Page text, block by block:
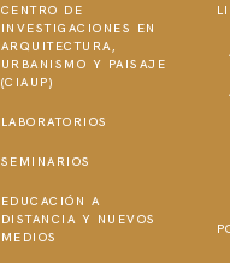
CENTRO DE
INVESTIGACIONES EN
ARQUITECTURA,
URBANISMO Y PAISAJE
(CIAUP)
LABORATORIOS
SEMINARIOS
EDUCACIÓN A
DISTANCIA Y NUEVOS
MEDIOS